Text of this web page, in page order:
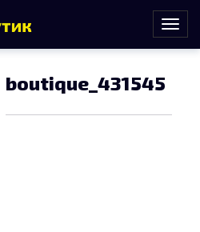
boutique_431545